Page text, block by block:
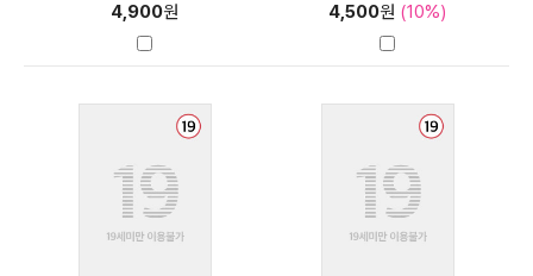
4,900원 4,500원 (10%)